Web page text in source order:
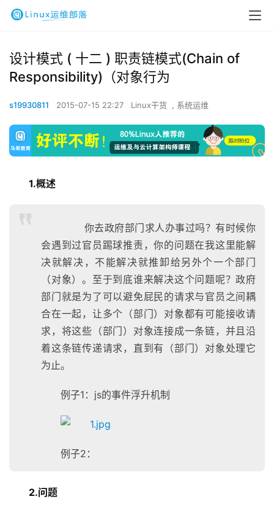
设计模式 ( 十二 ) 职责链模式(Chain of
Responsibility)（对象行为
s19930811 2015-07-15 22:27 Linux干货 , 系统运维
1.概述
你去政府部门求人办事过吗？有时候你
会遇到过官员踢球推责，你的问题在我这里能解
决就解决，不能解决就推卸给另外个一个部门
（对象）。至于到底谁来解决这个问题呢？政府
部门就是为了可以避免屁民的请求与官员之间耦
合在一起，让多个（部门）对象都有可能接收请
求，将这些（部门）对象连接成一条链，并且沿
着这条链传递请求，直到有（部门）对象处理它
为止。
例子1：js的事件浮升机制
例子2：
2.问题